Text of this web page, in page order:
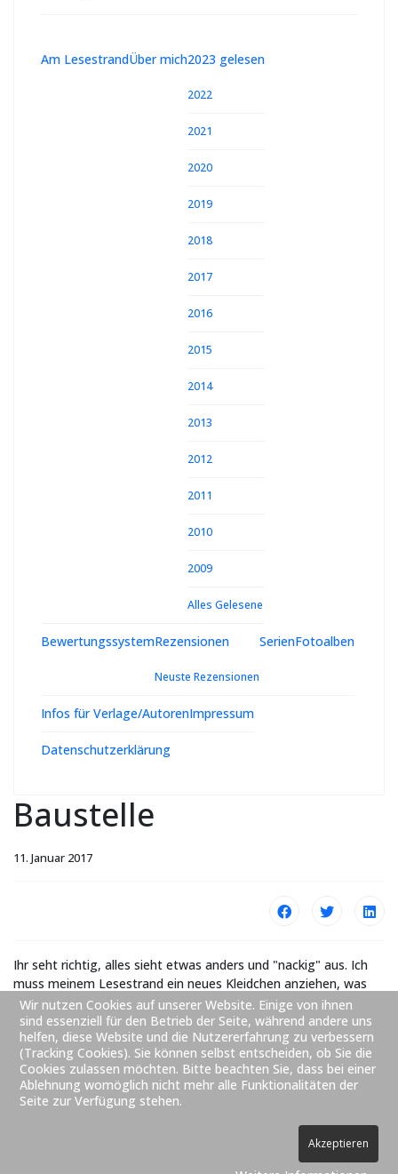
Am LesestrandÜber mich2023 gelesen
2022
2021
2020
2019
2018
2017
2016
2015
2014
2013
2012
2011
2010
2009
Alles Gelesene
BewertungssystemRezensionen
Neuste Rezensionen
SerienFotoalben
Infos für Verlage/AutorenImpressum
Datenschutzerklärung
Baustelle
11. Januar 2017
Ihr seht richtig, alles sieht etwas anders und "nackig" aus. Ich
muss meinem Lesestrand ein neues Kleidchen anziehen, was
nicht von heute auf morgen geht. Schon bald soll es hier wieder
lebendiger werden! Liebe Grüße, Eure Melanie
Vorheriger Beitrag: Bewertungssystem
Zurück Nächster Beitrag: Mein S (tapel)
Weiter
Wir nutzen Cookies auf unserer Website. Einige von ihnen
sind essenziell für den Betrieb der Seite, während andere uns
helfen, diese Website und die Nutzererfahrung zu verbessern
(Tracking Cookies). Sie können selbst entscheiden, ob Sie die
Cookies zulassen möchten. Bitte beachten Sie, dass bei einer
Ablehnung womöglich nicht mehr alle Funktionalitäten der
Seite zur Verfügung stehen.
Akzeptieren